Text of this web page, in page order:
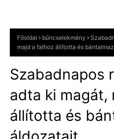
Főoldal bűncselekmény
majd a falhoz állította és
Szabadnapos
adta ki magát,
állította és